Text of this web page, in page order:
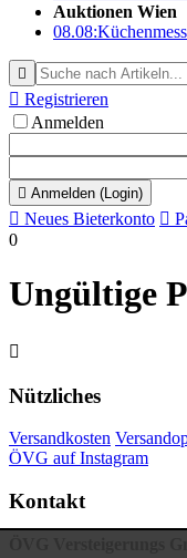
Auktionen Wien
08.08:

 Registrieren
Anmelden
 Anmelden (Login)
 Neues Bieterkonto 
0
Ungültige

Nützliches
Versandkosten
ÖVG auf Instagram
Kontakt